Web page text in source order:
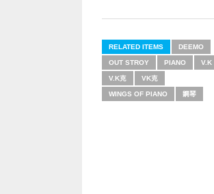
RELATED ITEMS DEEMO
OUT STROY PIANO V.K
V.K克 VK克
WINGS OF PIANO 鋼琴